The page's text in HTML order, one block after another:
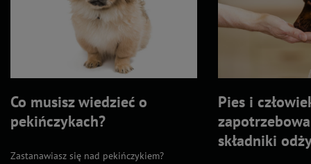
Co musisz wiedzieć o
pekińczykach?
Zastanawiasz się nad pekińczykiem?
Pies i
składniki